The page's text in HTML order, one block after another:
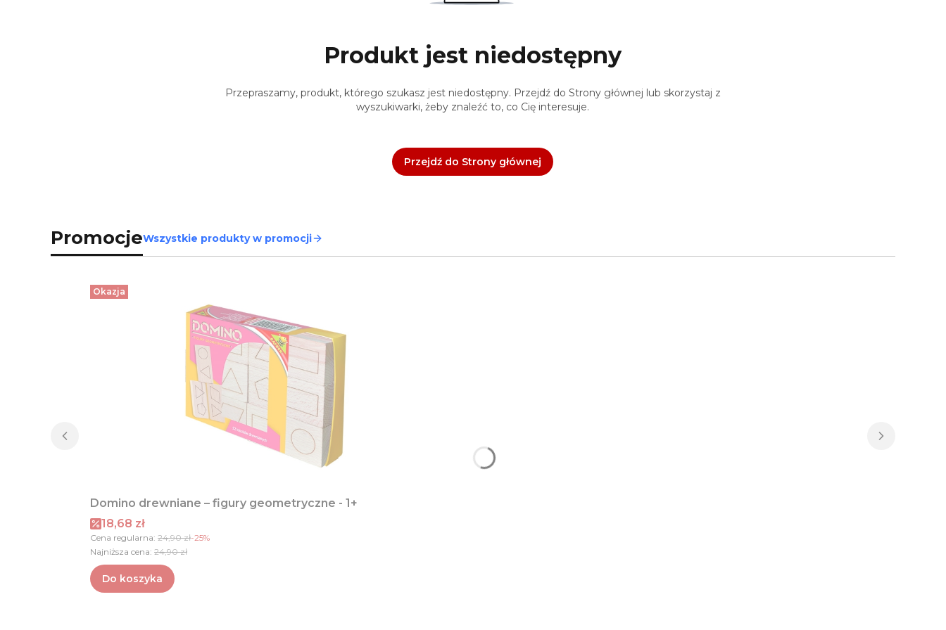
Produkt jest niedostępny
Przepraszamy, produkt, którego szukasz jest niedostępny. Przejdź do Strony głównej lub skorzystaj z
wyszukiwarki, żeby znaleźć to, co Cię interesuje.
Przejdź do Strony głównej
PromocjeWszystkie produkty w promocji
Okazja
Domino drewniane – figury geometryczne - 1+
Cena promocyjna
18,68 zł
Cena regularna: 24,90 zł-25%
Najniższa cena: 24,90 zł
Do koszyka